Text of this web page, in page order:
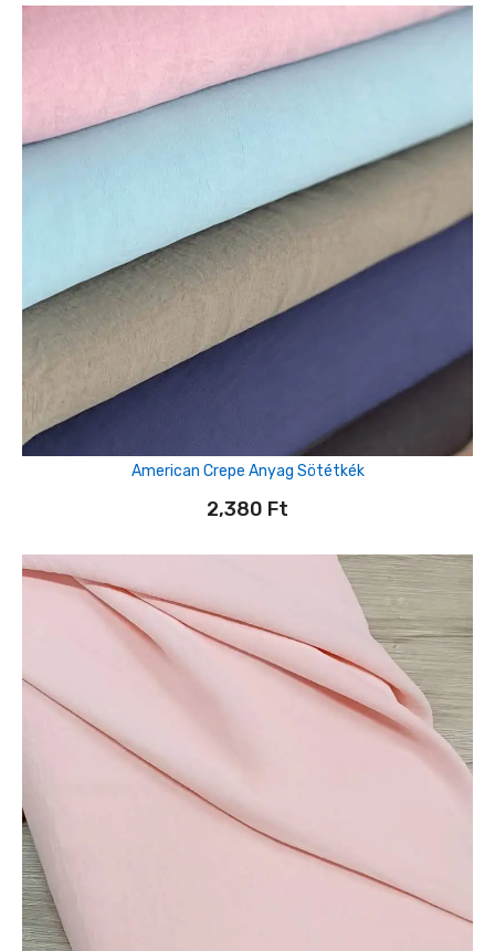
American Crepe Anyag Sötétkék
2,380 Ft